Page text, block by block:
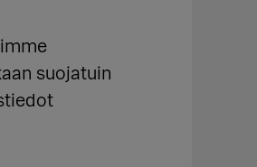
suojatuin